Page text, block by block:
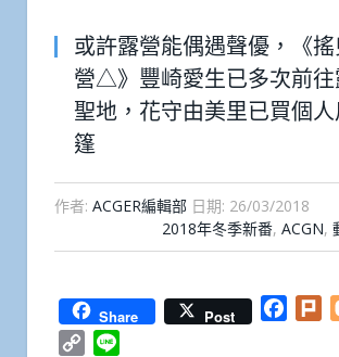
或許露營能偶遇聲優，《
營△》豐崎愛生已多次前往
聖地，花守由美里已買個
篷
作者: ACGER編輯部 日期: 26/03/2018
2018年冬季新番, ACGN,
Share Post
Copy